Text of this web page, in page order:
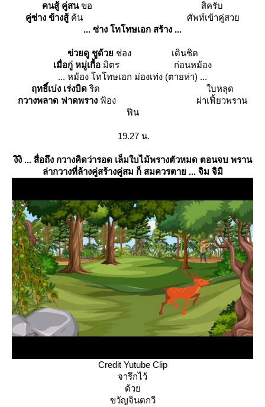
คนสู้ คู่สนขอ สิครับ
คู่ซ่าง ข้างสู้ค้น ศัพท์เข้าคู่สว
... ซ่าง โทโทษเอก สร้าง ...
ข่วยดู ชูด้วช่อง เดินชิด
เมื่อกู่ หมู่เกื้อ มิตร ก่อนหม้อง
... หม้อง โทโทษเอก ม่องเท่ง (ตายห่า) ...
ฤทธิ์เบ่ง เร่งบิด ริด ใบหลุด
กวางพลาด ฟาดพราง ฟ้อง ผ่าเฟี้ยวพราน
ฟิน
19.27 น.
งิงิ ... สื่อถึง กวางคิดว่ารอด เล็มใบไม้พรางตัวหมด ตอนจบ พราน
ล่ากวางที่ล้างคู่สร้างคู่สม ก็ สมควรตาย ... จิม จิมิ
Credit Yutube Clip
จารึกไว้
ด้ว
ขวัญจินตกวี